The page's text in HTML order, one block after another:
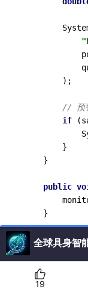
        );
// 预
if
        }
    }
public
    }
// 动态调
全球具身智
19